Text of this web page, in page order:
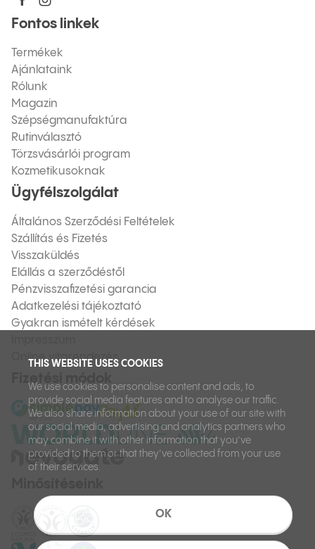
THIS WEBSITE USES COOKIES
We use cookies to personalise content and ads, to
provide social media features and to analyse our traffic.
We also share information about your use of our site with
our social media, advertising and analytics partners who
may combine it with other information that you’ve
provided to them or that they’ve collected from your use
of their services.
OK
Fontos linkek
Termékek
Ajánlataink
Rólunk
Magazin
Szépségmanufaktúra
Rutinválasztó
Törzsvásárlói program
Kozmetikusoknak
Ügyfélszolgálat
Általános Szerződési Feltételek
Szállítás és Fizetés
Visszaküldés
Elállás a szerződéstől
Pénzvisszafizetési garancia
Adatkezelési tájékoztató
Gyakran ismételt kérdések
Online vitarendezés
Fizetési módok